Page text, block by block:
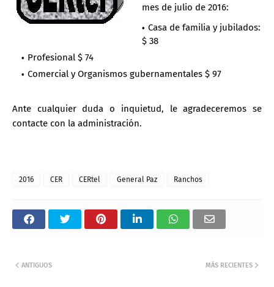
mes de julio de 2016:
Casa de familia y jubilados:
$ 38
Profesional $ 74
Comercial y Organismos gubernamentales $ 97
Ante cualquier duda o inquietud, le agradeceremos se
contacte con la administración.
2016 CER CERtel General Paz Ranchos
MÁS RECIENTES
ANTIGUOS